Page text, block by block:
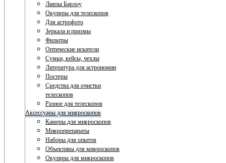
Линзы Барлоу
Окуляры для телескопов
Для астрофото
Зеркала и призмы
Фильтры
Оптические искатели
Сумки, кейсы, чехлы
Литература для астрономии
Постеры
Средства для очистки
телескопов
Разное для телескопов
Аксессуары для микроскопов
Камеры для микроскопов
Микропрепараты
Наборы для опытов
Объективы для микроскопов
Окуляры для микроскопов